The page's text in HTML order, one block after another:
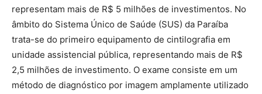
representam mais de R$ 5 milhões de investimentos. No
âmbito do Sistema Único de Saúde (SUS) da Paraíba
trata-se do primeiro equipamento de cintilografia em
unidade assistencial pública, representando mais de R$
2,5 milhões de investimento. O exame consiste em um
método de diagnóstico por imagem amplamente utilizado